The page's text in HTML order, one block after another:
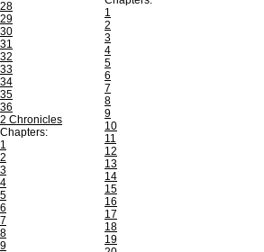
28
29
30
31
32
33
34
35
36
2 Chronicles
Chapters:
1
2
3
4
5
6
7
8
9
1
2
3
4
5
6
7
8
9
10
11
12
13
14
15
16
17
18
19